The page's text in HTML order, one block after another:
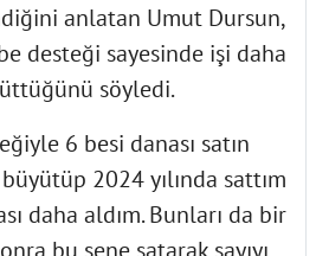
anlatan Umut Dursun,
desteği sayesinde işi daha
söyledi.
6 besi danası satın
2024 yılında sattım
daha aldım. Bunları da bir
bu sene satarak sayıyı